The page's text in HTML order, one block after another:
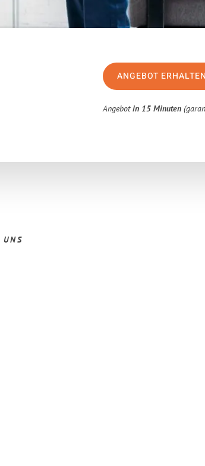
ANGEBOT ERHALTEN
Angebotin 15 Minuten
UNS